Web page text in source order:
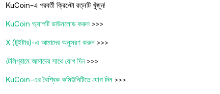
KuCoin-এ পরবর্তী ক্রিপ্টো রত্নটি খুঁজুন!
KuCoin অ্যাপটি ডাউনলোড করুন >>>
X (টুইটার)-এ আমাদের অনুসরণ করুন >>>
টেলিগ্রামে আমাদের সাথে যোগ দিন >>>
KuCoin-এর বৈশ্বিক কমিউনিটিতে যোগ দিন >>>